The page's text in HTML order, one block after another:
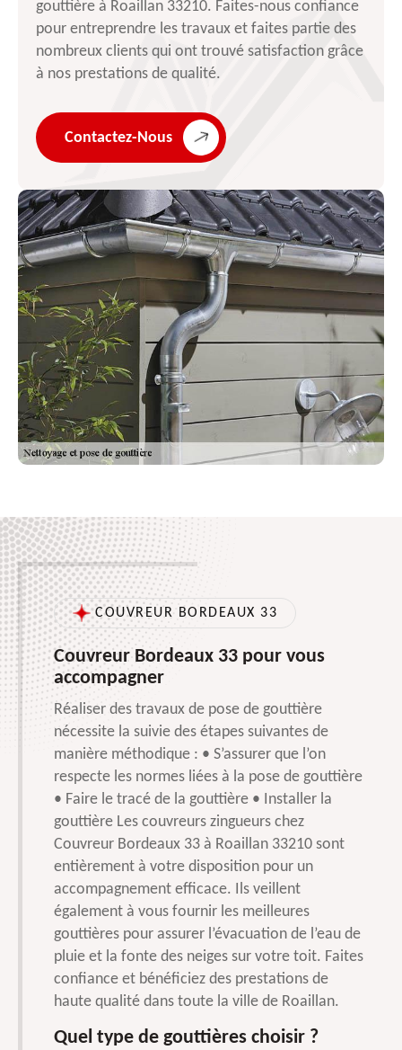
gouttière à Roaillan 33210. Faites-nous confiance
pour entreprendre les travaux et faites partie des
nombreux clients qui ont trouvé satisfaction grâce
à nos prestations de qualité.
Contactez-Nous
COUVREUR BORDEAUX 33
Couvreur Bordeaux 33 pour vous
accompagner
Réaliser des travaux de pose de gouttière
nécessite la suivie des étapes suivantes de
manière méthodique : • S’assurer que l’on
respecte les normes liées à la pose de gouttière
• Faire le tracé de la gouttière • Installer la
gouttière Les couvreurs zingueurs chez
Couvreur Bordeaux 33 à Roaillan 33210 sont
entièrement à votre disposition pour un
accompagnement efficace. Ils veillent
également à vous fournir les meilleures
gouttières pour assurer l’évacuation de l’eau de
pluie et la fonte des neiges sur votre toit. Faites
confiance et bénéficiez des prestations de
haute qualité dans toute la ville de Roaillan.
Quel type de gouttières choisir ?